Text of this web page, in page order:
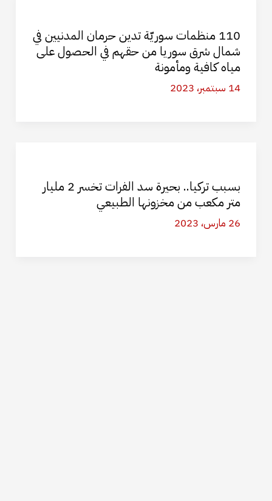
110 منظمات سوريّة تدين حرمان المدنيين في
شمال شرق سوريا من حقهم في الحصول على
مياه كافية ومأمونة
14 سبتمبر، 2023
بسبب تركيا.. بحيرة سد الفرات تخسر 2 مليار
متر مكعب من مخزونها الطبيعي
26 مارس، 2023